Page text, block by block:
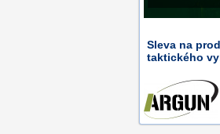
Sleva na
taktického